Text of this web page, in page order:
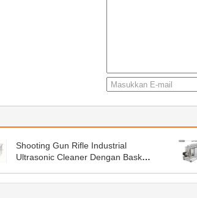
Shooting Gun Rifle Industrial
Ultrasonic Cleaner Dengan Basket